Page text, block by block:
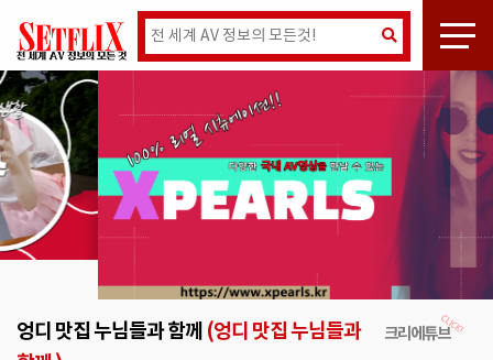
크리에튜브
엉디 맛집 누님들과 함께 (엉디 맛집 누님들과